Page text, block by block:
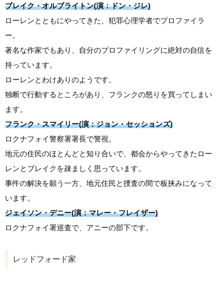
ブレイク・オルブライトン(演：ドン・ジレ)
ローレンとともにやってきた、犯罪心理学者でプロファイラ
ー。
著名な作家でもあり、自分のプロファイリングに絶対の自信を
持っています。
ローレンとわけありのようです。
独断で行動するところがあり、フランクの怒りを買ってしまい
ます。
フランク・スマイリー(演：ジョン・セッションズ)
ロクナフォイ警察署署長で警視。
地元の住民のほとんどと知り合いで、都会からやってきたロー
レンとブレイクを疎ましく思っています。
事件の解決を願う一方、地元住民と捜査の間で板挟みになって
います。
ジェイソン・デニー(演：マレー・フレイザー)
ロクナフォイ署巡査で、アニーの部下です。
レッドフォード家